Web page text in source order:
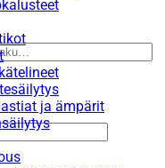
ja ämpärit